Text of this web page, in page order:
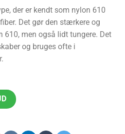
der er kendt som nylon 610
Det gør den stærkere og
610, men også lidt tungere. Det
og bruges ofte i